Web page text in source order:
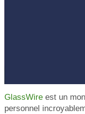
GlassWireest un
personnel